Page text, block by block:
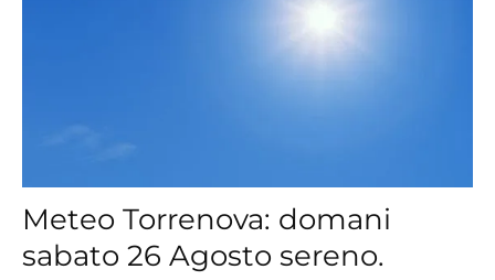
Meteo Torrenova: domani
sabato 26 Agosto sereno.